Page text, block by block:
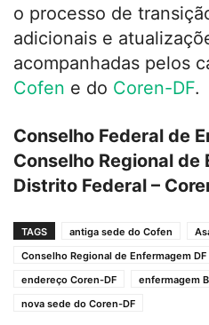
o processo de
adicionais e
acompanhadas pelos
Cofen e do Coren-DF.
Conselho Federal de
Conselho Regional de
Distrito Federal –
TAGS antiga sede do Cofen
Conselho Regional de Enfermagem DF
endereço Coren-DF
enfermagem
nova sede do Coren-DF